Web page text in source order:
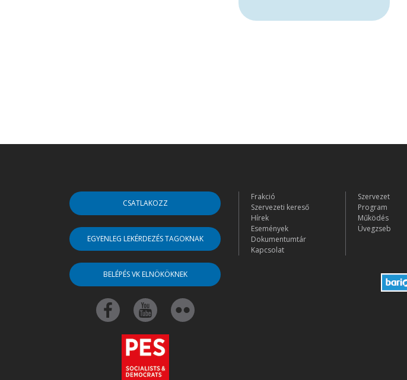
CSATLAKOZZ
EGYENLEG LEKÉRDEZÉS TAGOKNAK
BELÉPÉS VK ELNÖKÖKNEK
Frakció
Szervezeti kereső
Hírek
Események
Dokumentumtár
Kapcsolat
Szervezet
Program
Működés
Üvegzseb